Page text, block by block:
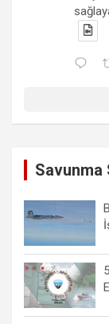
Savunma